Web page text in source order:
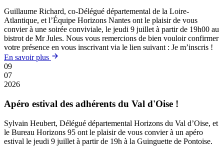
Guillaume Richard, co-Délégué départemental de la Loire-
Atlantique, et l’Équipe Horizons Nantes ont le plaisir de vous
convier à une soirée conviviale, le jeudi 9 juillet à partir de 19h00 au
bistrot de Mr Jules. Nous vous remercions de bien vouloir confirmer
votre présence en vous inscrivant via le lien suivant : Je m’inscris !
En savoir plus
09
07
2026
Apéro estival des adhérents du Val d'Oise !
Sylvain Heubert, Délégué départemental Horizons du Val d’Oise, et
le Bureau Horizons 95 ont le plaisir de vous convier à un apéro
estival le jeudi 9 juillet à partir de 19h à la Guinguette de Pontoise.